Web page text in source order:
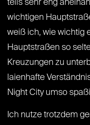
teils sehr eng
wichtigen
weiß ich, wie wichtig
Hauptstraßen so
Kreuzungen zu
laienhafte
Night City umso
Ich nutze trotzdem